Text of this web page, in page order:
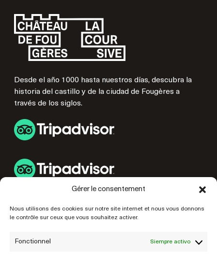
Gérer le consentement
Nous utilisons des cookies sur notre site internet et nous vous donnons
le contrôle sur ceux que vous souhaitez activer.
Fonctionnel Siempre activo
Desde el año 1000 hasta nuestros días, descubra la
historia del castillo y de la ciudad de Fougères a
través de los siglos.
ENLACES ÚTILES
NUESTROS SOCIOS